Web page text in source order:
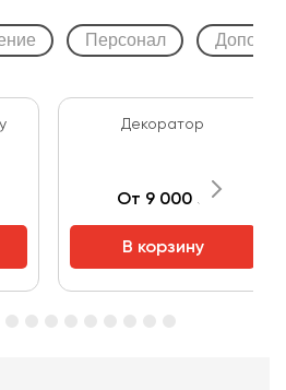
Персонал
Декоратор
От 9 000 ₽
В корзину